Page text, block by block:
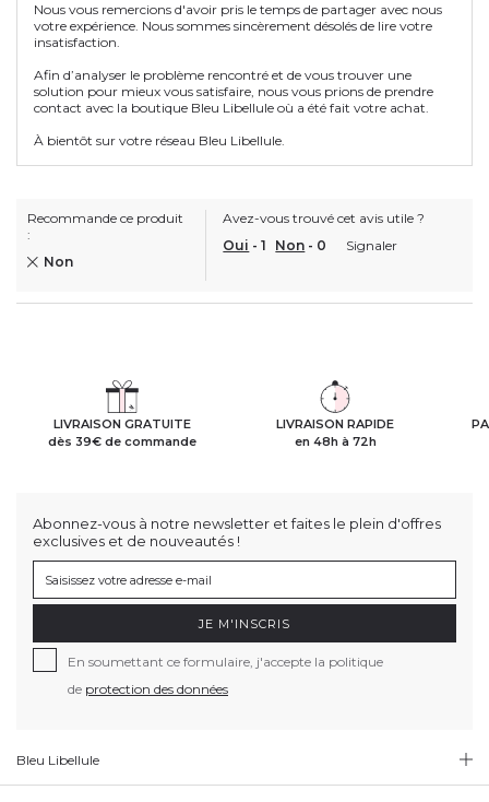
Nous vous remercions d'avoir pris le temps de partager avec nous
votre expérience. Nous sommes sincèrement désolés de lire votre
insatisfaction.
Afin d’analyser le problème rencontré et de vous trouver une
solution pour mieux vous satisfaire, nous vous prions de prendre
contact avec la boutique Bleu Libellule où a été fait votre achat.
À bientôt sur votre réseau Bleu Libellule.
Recommande ce produit
:
Non
Avez-vous trouvé cet avis utile ?
Oui -1 Non - 0 Signaler
LIVRAISON GRATUITE
dès 39€ de commande
LIVRAISON RAPIDE
en 48h à 72h
Abonnez-vous à notre newsletter et faites le plein d'offres
exclusives et de nouveautés !
JE M'INSCRIS
En soumettant ce formulaire, j'accepte la politique
de protection des données
Bleu Libellule